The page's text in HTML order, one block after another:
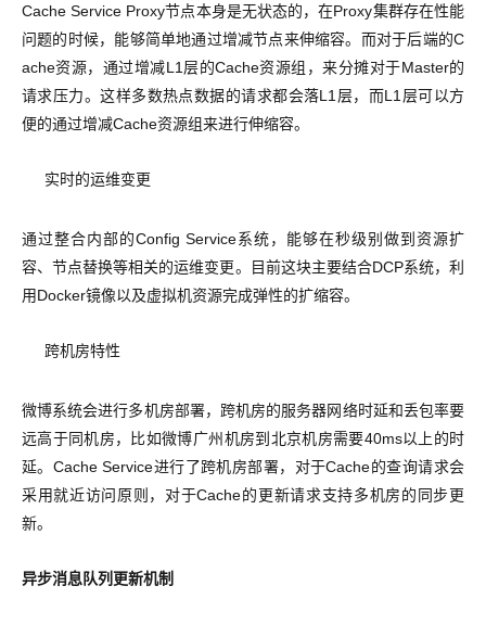
Cache Service Proxy节点本身是无状态的，在Proxy集群存在性能
问题的时候，能够简单地通过增减节点来伸缩容。而对于后端的C
ache资源，通过增减L1层的Cache资源组，来分摊对于Master的
请求压力。这样多数热点数据的请求都会落L1层，而L1层可以方
便的通过增减Cache资源组来进行伸缩容。
实时的运维变更
通过整合内部的Config Service系统，能够在秒级别做到资源扩
容、节点替换等相关的运维变更。目前这块主要结合DCP系统，利
用Docker镜像以及虚拟机资源完成弹性的扩缩容。
跨机房特性
微博系统会进行多机房部署，跨机房的服务器网络时延和丢包率要
远高于同机房，比如微博广州机房到北京机房需要40ms以上的时
延。Cache Service进行了跨机房部署，对于Cache的查询请求会
采用就近访问原则，对于Cache的更新请求支持多机房的同步更
新。
异步消息队列更新机制